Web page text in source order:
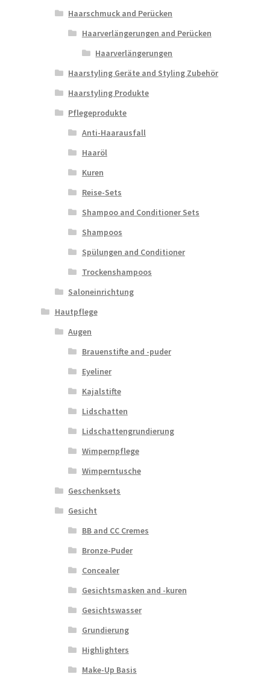
Haarschmuck and Perücken
Haarverlängerungen and Perücken
Haarverlängerungen
Haarstyling Geräte and Styling Zubehör
Haarstyling Produkte
Pflegeprodukte
Anti-Haarausfall
Haaröl
Kuren
Reise-Sets
Shampoo and Conditioner Sets
Shampoos
Spülungen and Conditioner
Trockenshampoos
Saloneinrichtung
Hautpflege
Augen
Brauenstifte and -puder
Eyeliner
Kajalstifte
Lidschatten
Lidschattengrundierung
Wimpernpflege
Wimperntusche
Geschenksets
Gesicht
BB and CC Cremes
Bronze-Puder
Concealer
Gesichtsmasken and -kuren
Gesichtswasser
Grundierung
Highlighters
Make-Up Basis